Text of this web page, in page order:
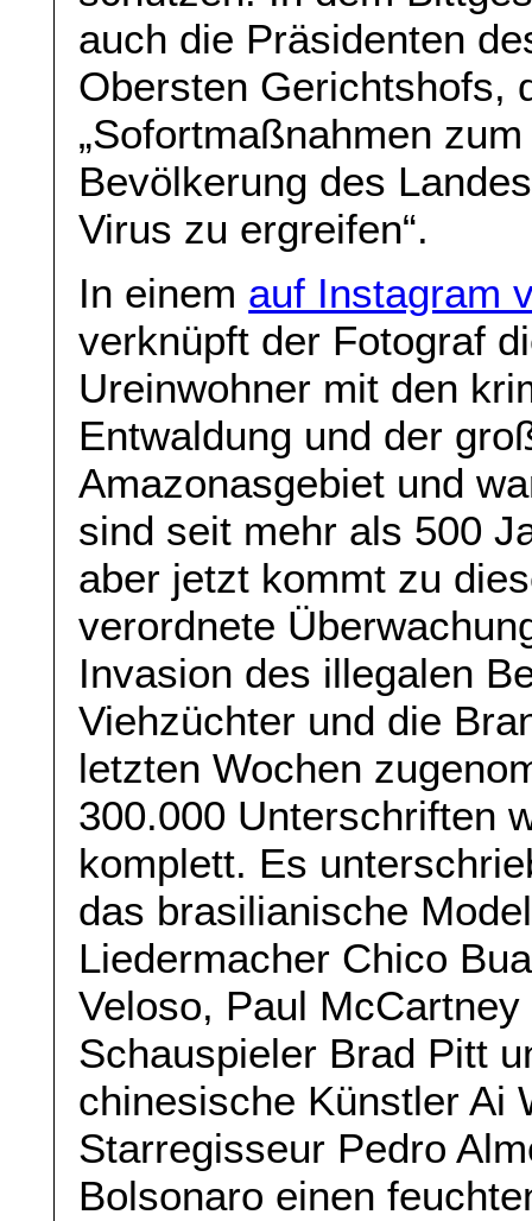
auch die Präsidenten
Obersten Gerichtshofs,
„Sofortmaßnahmen
Bevölkerung des
Virus zu ergreifen“.
In einem auf Instagram
verknüpft der Fotograf
Ureinwohner mit den
Entwaldung und der
Amazonasgebiet und
sind seit mehr als 500
aber jetzt kommt zu
verordnete
Invasion des illegalen
Viehzüchter und die
letzten Wochen
300.000 Unterschriften
komplett. Es
das brasilianische
Liedermacher Chico
Veloso, Paul
Schauspieler Brad Pitt
chinesische Künstler Ai
Starregisseur Pedro
Bolsonaro einen